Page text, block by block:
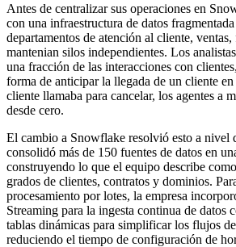
Antes de centralizar sus operaciones en
con una infraestructura de datos
departamentos de atención al cliente,
mantenian silos independientes. Los
una fracción de las interacciones con
forma de anticipar la llegada de un cliente
cliente llamaba para cancelar, los agentes a
desde cero.
El cambio a Snowflake resolvió esto a nivel
consolidó más de 150 fuentes de datos en
construyendo lo que el equipo describe
grados de clientes, contratos y dominios.
procesamiento por lotes, la empresa
Streaming para la ingesta continua de datos
tablas dinámicas para simplificar los flujos
reduciendo el tiempo de configuración de